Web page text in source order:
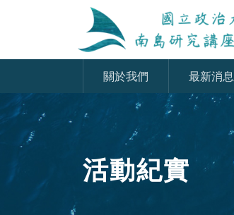
關於我們 最新消息
活動紀實